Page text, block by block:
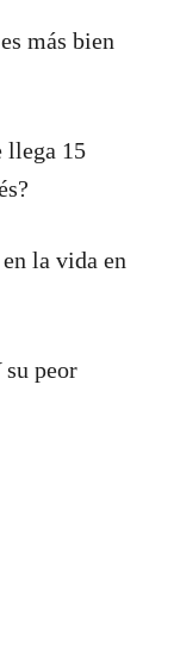
más bien
llega 15
la vida en
su peor